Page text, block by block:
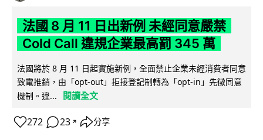
法國 8 月 11 日出新例 未經同意嚴禁
Cold Call 違規企業最高罰 345 萬
法國將於 8 月 11 日起實施新例，全面禁止企業未經消費者同意
致電推銷，由「opt-out」拒接登記制轉為「opt-in」先徵同意
機制。違...
閱讀全文
272 23 ↗ 分享